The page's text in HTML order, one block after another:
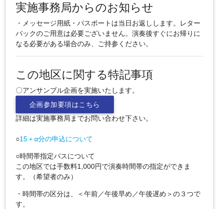
実施事務局からのお知らせ
・メッセージ用紙・パスポートは当日お返しします。レター
パックのご用意は必要ございません。演奏後すぐにお帰りに
なる必要がある場合のみ、ご持参ください。
この地区に関する特記事項
〇アンサンブル企画を実施いたします。
企画参加要項はこちら
詳細は実施事務局までお問い合わせ下さい。
○15＋α分の申込について
○時間帯指定パスについて
この地区では手数料1,000円で演奏時間帯の指定ができま
す。（希望者のみ）
・時間帯の区分は、＜午前／午後早め／午後遅め＞の３つで
す。